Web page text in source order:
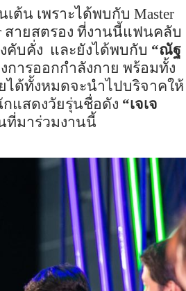
ต้น เพราะได้พบกับ Master
สายสตรอง ที่งานนี้แฟนคลับ
คับคั่ง และยังได้พบกับ “ณัฐ
การออกกำลังกาย พร้อมทั้ง
ได้ทั้งหมดจะนำไปบริจาคให้
แสดงวัยรุ่นชื่อดัง “เจเจ
ที่มาร่วมงานนี้